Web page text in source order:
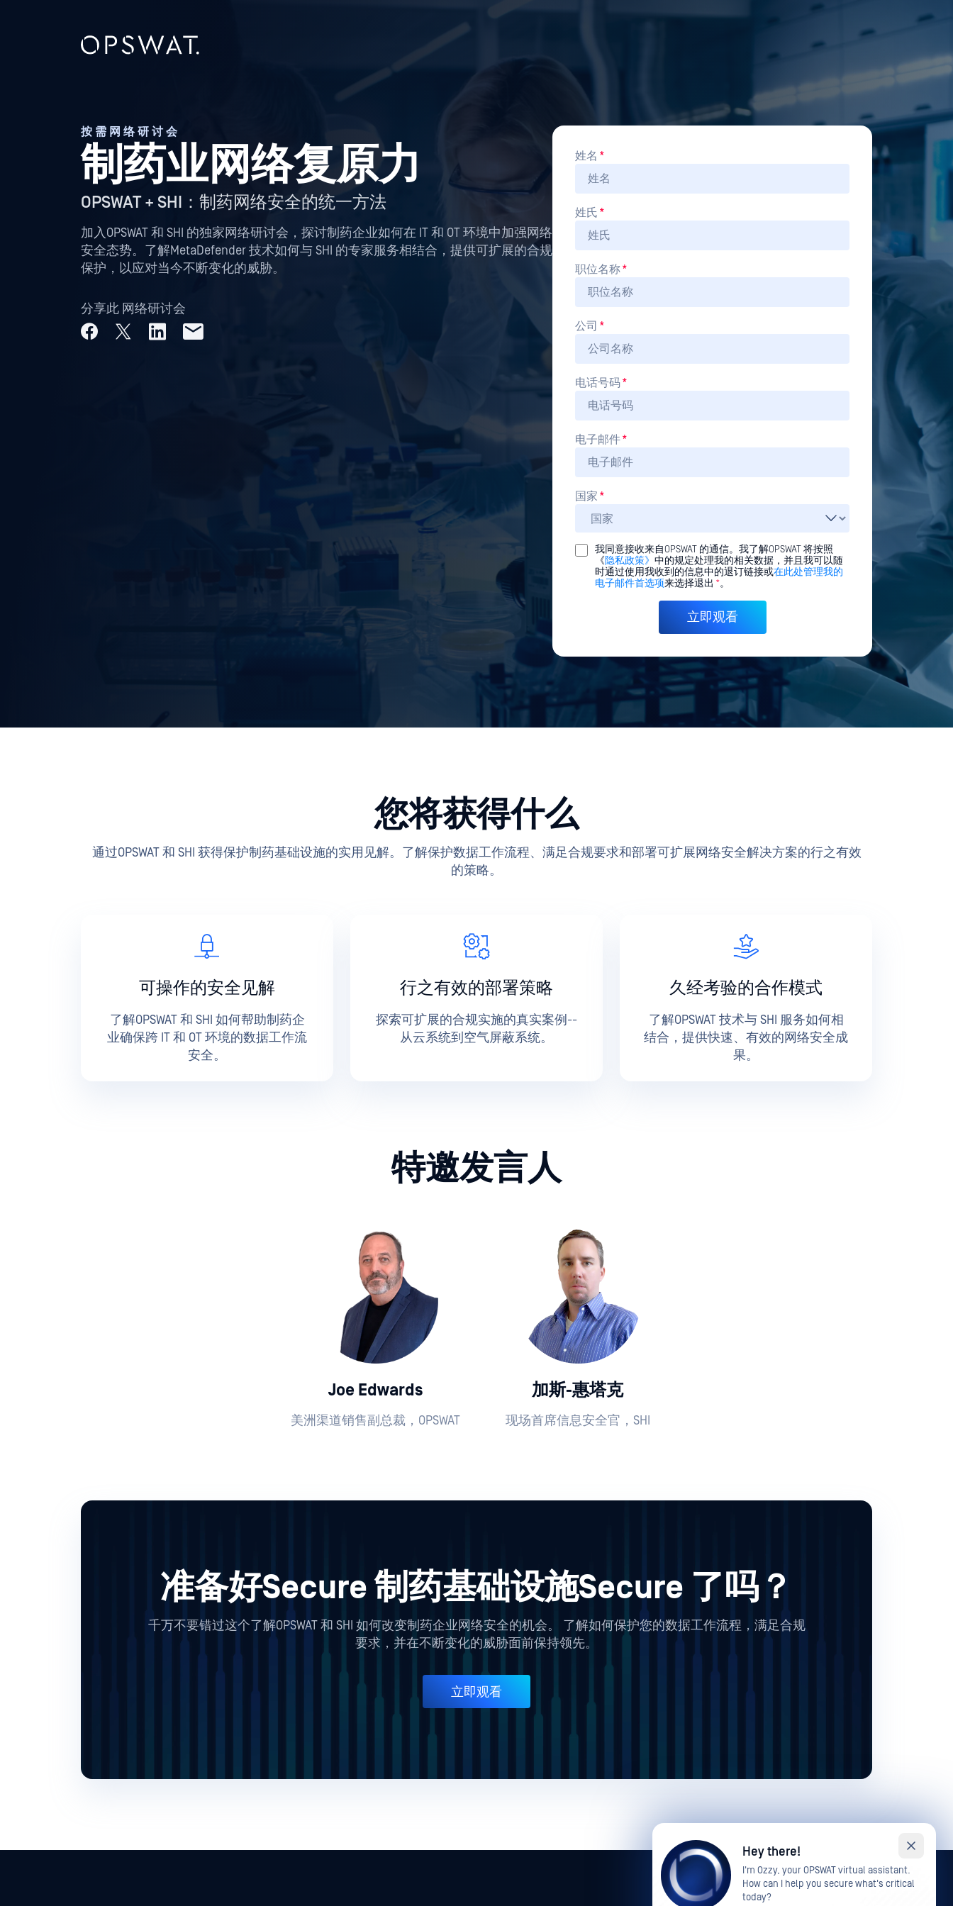
按需网络研讨会
制药业网络复原力
OPSWAT + SHI：制药网络安全的统一方法
加入OPSWAT 和 SHI 的独家网络研讨会，探讨制药企业如何在 IT 和 OT 环境中加强网络
安全态势。了解MetaDefender 技术如何与 SHI 的专家服务相结合，提供可扩展的合规
保护，以应对当今不断变化的威胁。
分享此 网络研讨会
姓名 *
姓氏 *
职位名称*
公司 *
电话号码*
电子邮件*
国家 *
我同意接收来自OPSWAT 的通信。我了解OPSWAT 将按照
《隐私政策》 中的规定处理我的相关数据，并且我可以随
时通过使用我收到的信息中的退订链接或在此处管理我的
电子邮件首选项来选择退出 *。
您将获得什么
通过OPSWAT 和 SHI 获得保护制药基础设施的实用见解。了解保护数据工作流程、满足合规要求和部署可扩展网络安全解决方案的行之有效
的策略。
可操作的安全见解
了解OPSWAT 和 SHI 如何帮助制药企
业确保跨 IT 和 OT 环境的数据工作流
安全。
行之有效的部署策略
探索可扩展的合规实施的真实案例--
从云系统到空气屏蔽系统。
久经考验的合作模式
了解OPSWAT 技术与 SHI 服务如何相
结合，提供快速、有效的网络安全成
果。
特邀发言人
Joe Edwards
美洲渠道销售副总裁，OPSWAT
加斯-惠塔克
现场首席信息安全官，SHI
准备好Secure 制药基础设施Secure 了吗？
千万不要错过这个了解OPSWAT 和 SHI 如何改变制药企业网络安全的机会。 了解如何保护您的数据工作流程，满足合规
要求，并在不断变化的威胁面前保持领先。
立即观看
Hey there!
I'm Ozzy, your OPSWAT virtual assistant.
How can I help you secure what's critical
today?